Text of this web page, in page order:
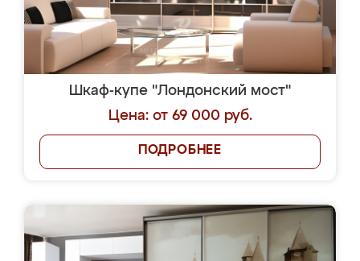
Шкаф-купе "Лондонский мост"
Цена: от 69 000 руб.
ПОДРОБНЕЕ